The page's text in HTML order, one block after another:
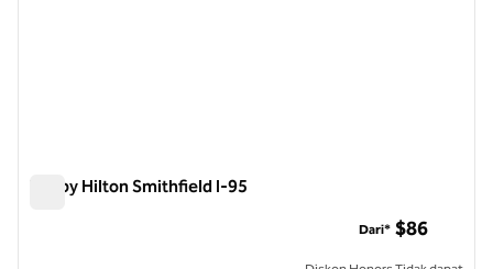
Tru by Hilton Smithfield I-95
Dari* $86